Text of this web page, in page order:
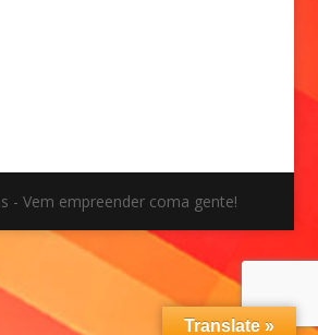
- Vem empreender coma gente!
Translate »